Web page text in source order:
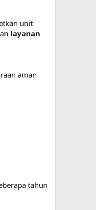
unit
layanan
aman
tahun